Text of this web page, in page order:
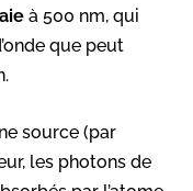
à 500 nm, qui
que peut
source (par
les photons de